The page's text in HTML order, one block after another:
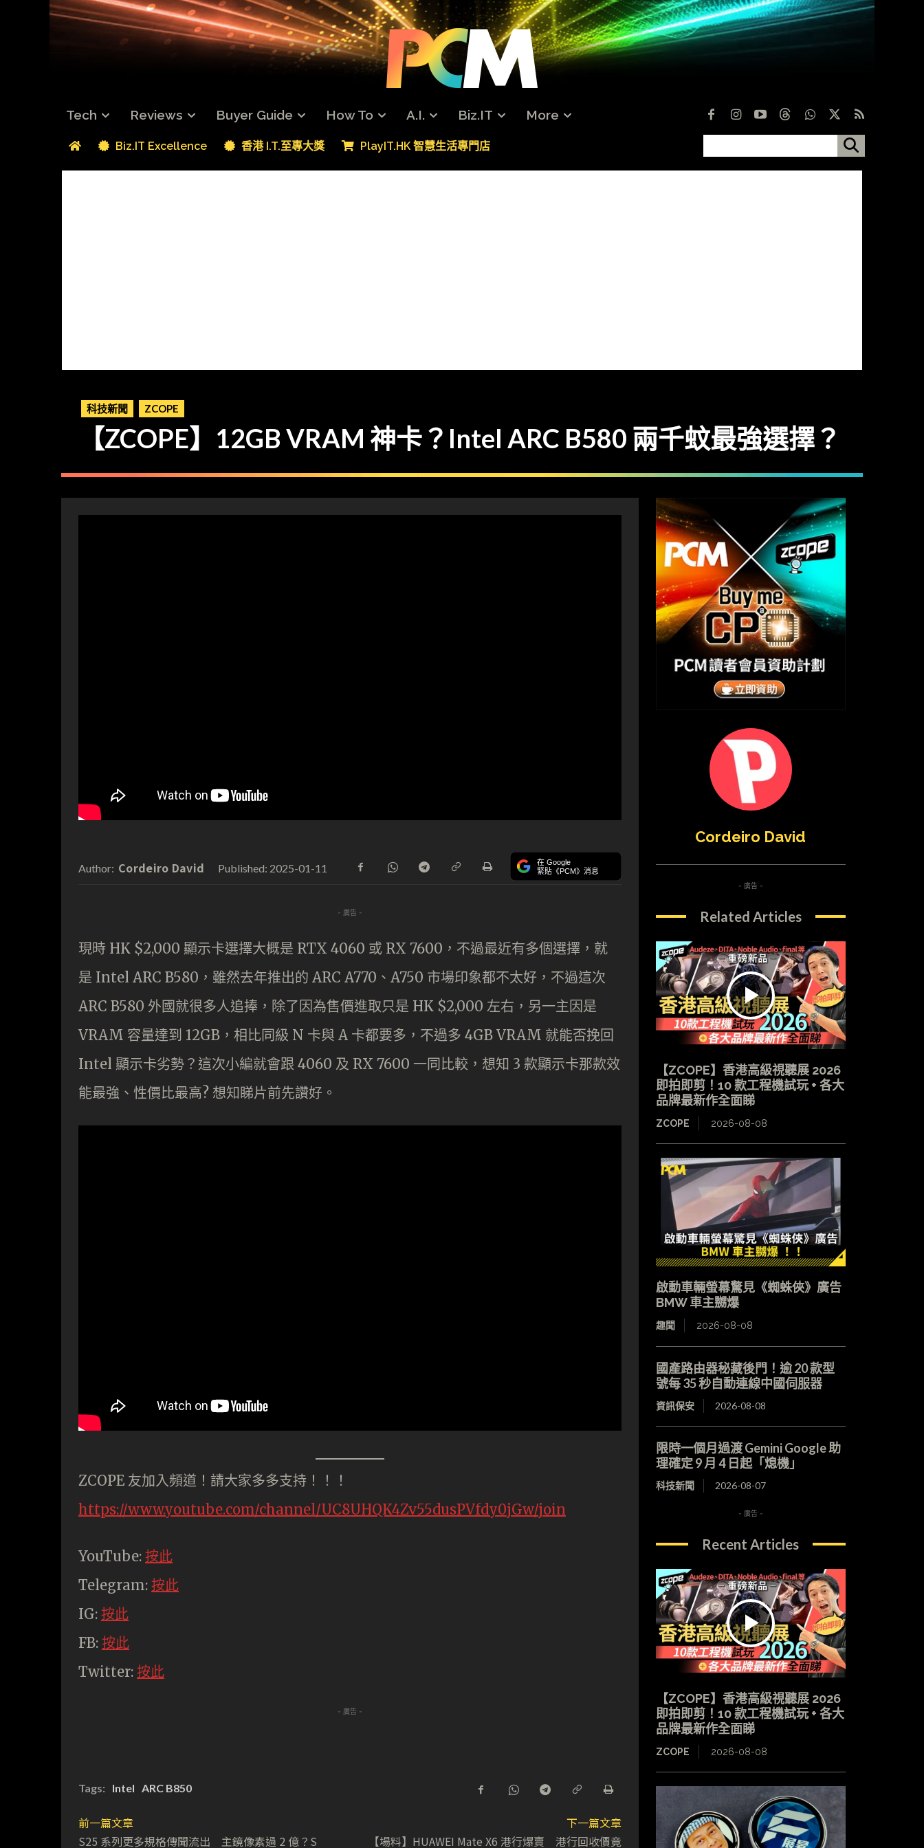
Tech Reviews Buyer Guide How To A.I. Biz.IT More
Biz.IT Excellence 香港 I.T.至專大獎 PlayIT.HK 智慧生活專門店
科技新聞 ZCOPE
【ZCOPE】12GB VRAM 神卡？Intel ARC B580 兩千蚊最強選擇？
Author: Cordeiro David Published: 2025-01-11 在 Google
緊貼《PCM》消息
- 廣告 -
現時 HK $2,000 顯示卡選擇大概是 RTX 4060 或 RX 7600，不過最近有多個選擇，就
是 Intel ARC B580，雖然去年推出的 ARC A770、A750 市場印象都不太好，不過這次
ARC B580 外國就很多人追捧，除了因為售價進取只是 HK $2,000 左右，另一主因是
VRAM 容量達到 12GB，相比同級 N 卡與 A 卡都要多，不過多 4GB VRAM 就能否挽回
Intel 顯示卡劣勢？這次小編就會跟 4060 及 RX 7600 一同比較，想知 3 款顯示卡那款效
能最強、性價比最高? 想知睇片前先讚好。
ZCOPE 友加入頻道！請大家多多支持！！！
https://www.youtube.com/channel/UC8UHQK4Zv55dusPVfdy0jGw/join
YouTube: 按此
Telegram: 按此
IG: 按此
FB: 按此
Twitter: 按此
- 廣告 -
Tags: Intel ARC B850
前一篇文章
S25 系列更多規格傳聞流出 主鏡像素過 2 億？S
下一篇文章
【場料】HUAWEI Mate X6 港行爆賣 港行回收價竟
Cordeiro David
- 廣告 -
Related Articles
【ZCOPE】香港高級視聽展 2026
即拍即剪！10 款工程機試玩 + 各大
品牌最新作全面睇
ZCOPE 2026-08-08
啟動車輛螢幕驚見《蜘蛛俠》廣告
BMW 車主嬲爆
趣聞 2026-08-08
國產路由器秘藏後門！逾 20 款型
號每 35 秒自動連線中國伺服器
資訊保安 2026-08-08
限時一個月過渡 Gemini Google 助
理確定 9 月 4 日起「熄機」
科技新聞 2026-08-07
- 廣告 -
Recent Articles
【ZCOPE】香港高級視聽展 2026
即拍即剪！10 款工程機試玩 + 各大
品牌最新作全面睇
ZCOPE 2026-08-08